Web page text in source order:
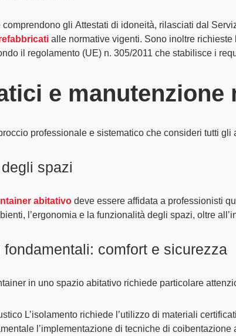
comprendono gli Attestati di idoneità, rilasciati dal
alle normative vigenti. Sono inoltre richieste
il regolamento (UE) n. 305/2011 che stabilisce i
e manutenzione
professionale e sistematico che consideri tutti gli
spazi
abitativo deve essere affidata a professionisti
, l’ergonomia e la funzionalità degli spazi, oltre all’
comfort e sicurezza
in uno spazio abitativo richiede particolare
L’isolamento richiede l’utilizzo di materiali
l’implementazione di tecniche di coibentazione